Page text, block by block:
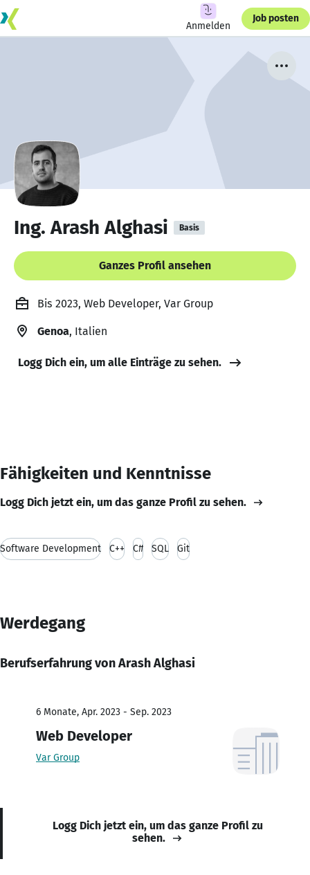
Anmelden
Job posten
Ing. Arash Alghasi Basis
Ganzes Profil ansehen
Bis 2023, Web Developer, Var Group
Genoa, Italien
Logg Dich ein, um alle Einträge zu sehen.
Fähigkeiten und Kenntnisse
Logg Dich jetzt ein, um das ganze Profil zu sehen.
Software Development C++ C# SQL Git
Werdegang
Berufserfahrung von Arash Alghasi
6 Monate, Apr. 2023 - Sep. 2023
Web Developer
Var Group
Logg Dich jetzt ein, um das ganze Profil zu
sehen.